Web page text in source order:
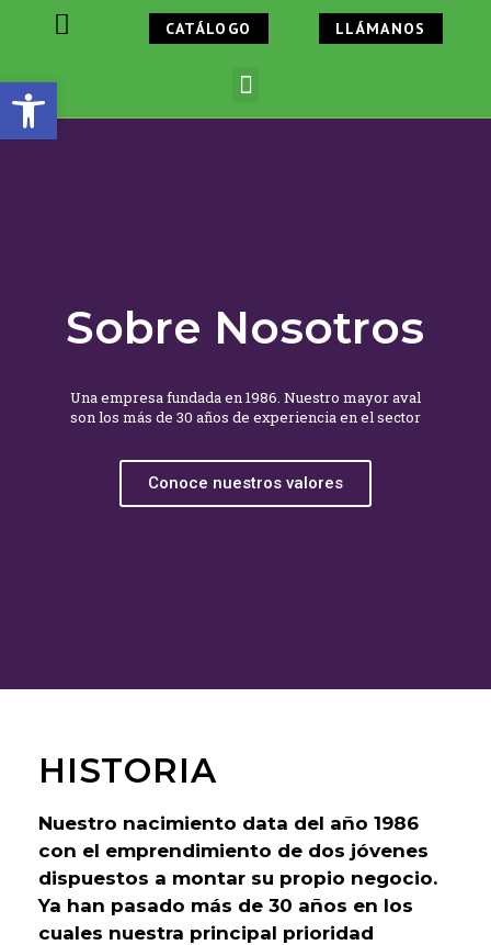
LLÁMANOS
916733615
CATÁLOGO
Sobre Nosotros
Una empresa fundada en 1986. Nuestro mayor aval
son los más de 30 años de experiencia en el sector
Conoce nuestros valores
HISTORIA
Nuestro nacimiento data del año 1986
con el emprendimiento de dos jóvenes
dispuestos a montar su propio negocio.
Ya han pasado más de 30 años en los
cuales nuestra principal prioridad
Abrir barra de herramientas